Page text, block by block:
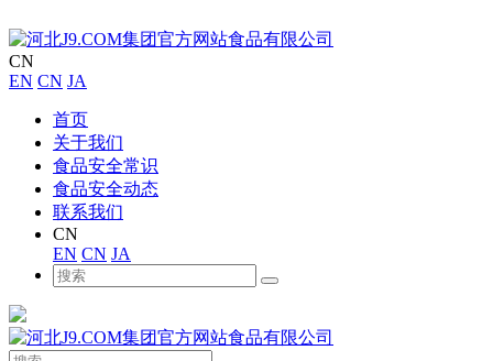
CN
EN CN JA
首页
关于我们
食品安全常识
食品安全动态
联系我们
CN
EN CN JA